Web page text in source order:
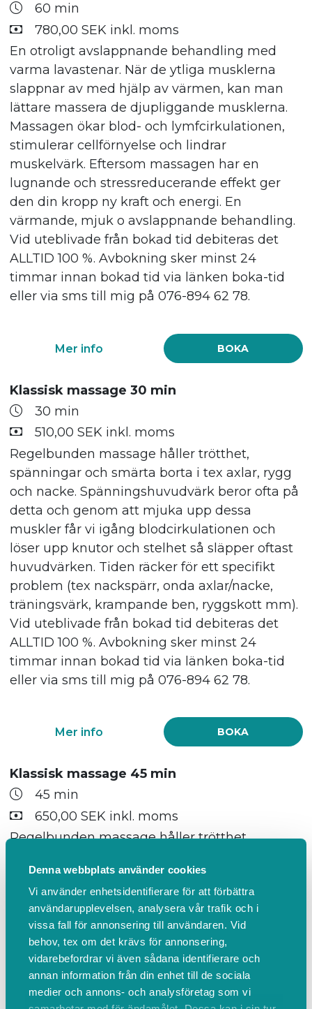
Denna webbplats använder cookies
Vi använder enhetsidentifierare för att förbättra
användarupplevelsen, analysera vår trafik och i
vissa fall för annonsering till användaren. Vid
behov, tex om det krävs för annonsering,
vidarebefordrar vi även sådana identifierare och
annan information från din enhet till de sociala
medier och annons- och analysföretag som vi
60 min
780,00 SEK inkl. moms
En otroligt avslappnande behandling med
varma lavastenar. När de ytliga musklerna
slappnar av med hjälp av värmen, kan man
lättare massera de djupliggande musklerna.
Massagen ökar blod- och lymfcirkulationen,
stimulerar cellförnyelse och lindrar
muskelvärk. Eftersom massagen har en
lugnande och stressreducerande effekt ger
den din kropp ny kraft och energi. En
värmande, mjuk o avslappnande behandling.
Vid uteblivade från bokad tid debiteras det
ALLTID 100 %. Avbokning sker minst 24
timmar innan bokad tid via länken boka-tid
eller via sms till mig på 076-894 62 78.
BOKA
Mer info
Klassisk massage 30 min
30 min
510,00 SEK inkl. moms
Regelbunden massage håller trötthet,
spänningar och smärta borta i tex axlar, rygg
och nacke. Spänningshuvudvärk beror ofta på
detta och genom att mjuka upp dessa
muskler får vi igång blodcirkulationen och
löser upp knutor och stelhet så släpper oftast
huvudvärken. Tiden räcker för ett specifikt
problem (tex nackspärr, onda axlar/nacke,
träningsvärk, krampande ben, ryggskott mm).
Vid uteblivade från bokad tid debiteras det
ALLTID 100 %. Avbokning sker minst 24
timmar innan bokad tid via länken boka-tid
eller via sms till mig på 076-894 62 78.
BOKA
Mer info
Klassisk massage 45 min
45 min
650,00 SEK inkl. moms
Regelbunden massage håller trötthet,
och nacke. Spänningshuvudvärk beror ofta på
detta och genom att mjuka upp dessa
muskler får vi igång blodcirkulationen och
löser upp knutor och stelhet så släpper oftast
huvudvärken. Vi hinner under denna tid med
ryggen/axla/nacke samt baksida av ben för
den som önskar. Vid uteblivade från bokad tid